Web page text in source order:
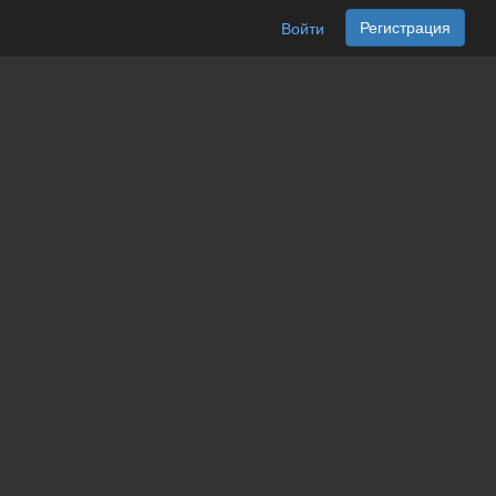
Войти Регистрация